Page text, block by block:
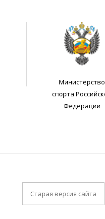
Министерство
спорта
Федерации
Старая версия сайта